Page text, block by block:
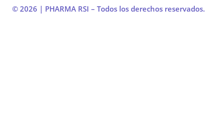
© 2026 | PHARMA RSI – Todos los derechos reservados.